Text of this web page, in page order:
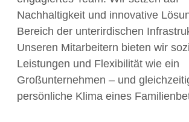
Nachhaltigkeit und innovative
Bereich der unterirdischen
Unseren Mitarbeitern bieten wir
Leistungen und Flexibilität wie ein
Großunternehmen – und
persönliche Klima eines